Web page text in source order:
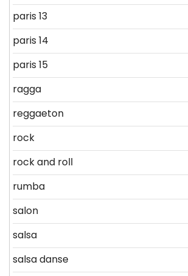
paris 13
paris 14
paris 15
ragga
reggaeton
rock
rock and roll
rumba
salon
salsa
salsa danse